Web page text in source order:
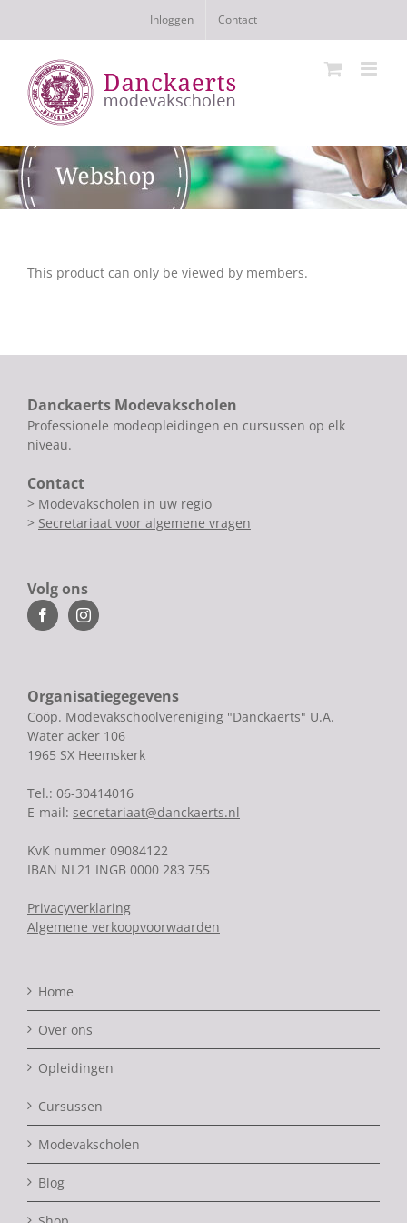
Inloggen Contact
This product can only be viewed by members.
Danckaerts Modevakscholen
Professionele modeopleidingen en cursussen op elk
niveau.
Contact
> Modevakscholen in uw regio
> Secretariaat voor algemene vragen
Volg ons
Organisatiegegevens
Coöp. Modevakschoolvereniging "Danckaerts" U.A.
Water acker 106
1965 SX Heemskerk
Tel.: 06-30414016
E-mail: secretariaat@danckaerts.nl
KvK nummer 09084122
IBAN NL21 INGB 0000 283 755
Privacyverklaring
Algemene verkoopvoorwaarden
Home
Over ons
Opleidingen
Cursussen
Modevakscholen
Blog